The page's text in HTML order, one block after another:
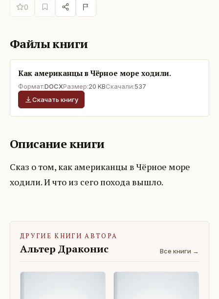
0
Файлы книги
Как американцы в Чёрное море ходили.
Формат:DOCXРазмер:20 KBСкачали:537
Скачать книгу
Описание книги
Сказ о том, как американцы в Чёрное море
ходили. И что из сего похода вышло.
ДРУГИЕ КНИГИ АВТОРА
Альтер Драконис Все книги →